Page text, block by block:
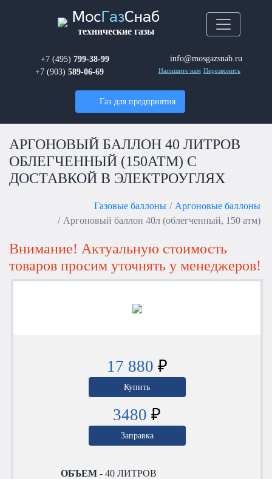
Мос ГазСнаб
технические газы
+7 (495) 799-38-99
+7 (903) 589-06-69
info@mosgazsnab.ru
Напишите нам Перезвонить
Газ для предприятия
АРГОНОВЫЙ БАЛЛОН 40 ЛИТРОВ
ОБЛЕГЧЕННЫЙ (150АТМ) С
ДОСТАВКОЙ В ЭЛЕКТРОУГЛЯХ
Газовые баллоны
Аргоновые баллоны
Аргоновый баллон 40л (облегченный, 150 атм)
Внимание! Актуальную стоимость
товаров просим уточнять у менеджеров!
17 880 ₽
Купить
3480 ₽
Заправка
ОБЪЕМ - 40 ЛИТРОВ